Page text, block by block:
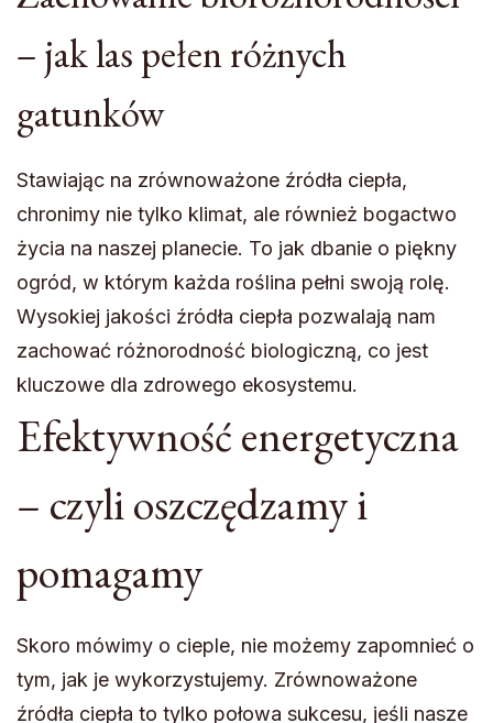
– jak las pełen różnych
gatunków
Stawiając na zrównoważone źródła ciepła,
chronimy nie tylko klimat, ale również bogactwo
życia na naszej planecie. To jak dbanie o piękny
ogród, w którym każda roślina pełni swoją rolę.
Wysokiej jakości źródła ciepła pozwalają nam
zachować różnorodność biologiczną, co jest
kluczowe dla zdrowego ekosystemu.
Efektywność energetyczna
– czyli oszczędzamy i
pomagamy
Skoro mówimy o cieple, nie możemy zapomnieć o
tym, jak je wykorzystujemy. Zrównoważone
źródła ciepła to tylko połowa sukcesu, jeśli nasze